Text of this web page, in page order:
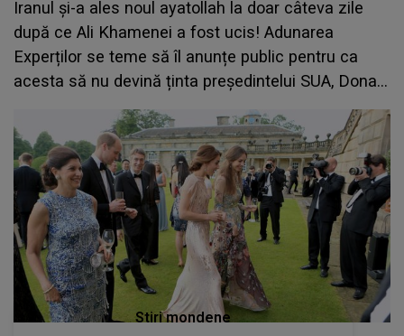
Iranul și-a ales noul ayatollah la doar câteva zile
după ce Ali Khamenei a fost ucis! Adunarea
Experților se teme să îl anunțe public pentru ca
acesta să nu devină ținta președintelui SUA, Donald
Stiri mondene